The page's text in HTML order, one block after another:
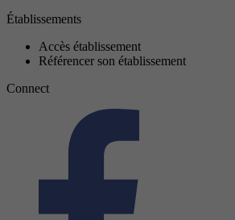
Établissements
Accès établissement
Référencer son établissement
Connect